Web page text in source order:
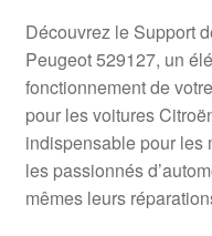
Livraison internationale
Mon compte
Paiements
Panier
Découvrez le Support
Peugeot 529127, un
fonctionnement de
pour les voitures
indispensable pour les
les passionnés
mêmes leurs